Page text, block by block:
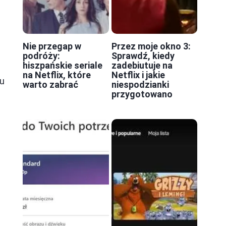
Nie przegap w
podróży:
hiszpańskie seriale
na Netflix, które
warto zabrać
Przez moje okno 3:
Sprawdź, kiedy
zadebiutuje na
Netflix i jakie
niespodzianki
przygotowano